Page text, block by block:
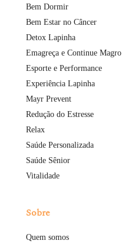
Bem Dormir
Bem Estar no Câncer
Detox Lapinha
Emagreça e Continue Magro
Esporte e Performance
Experiência Lapinha
Mayr Prevent
Redução do Estresse
Relax
Saúde Personalizada
Saúde Sênior
Vitalidade
Sobre
Quem somos